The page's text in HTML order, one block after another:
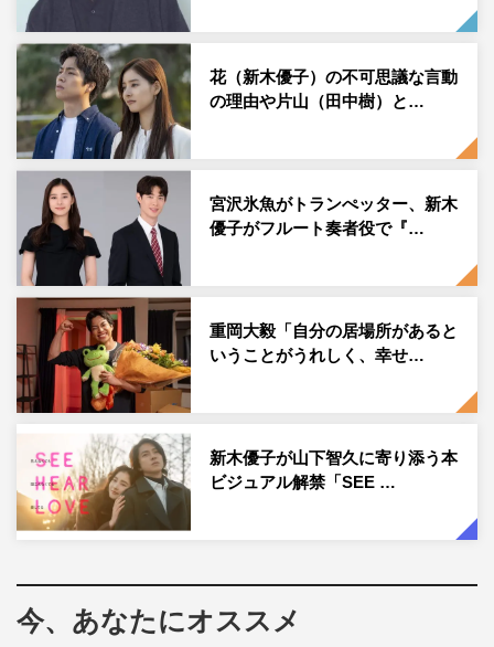
中でピアノを奏でるという、音を感じることを表現する難
しさにもがいていた。
別の作品の撮影では2カ月間、タイ・バンコクに滞在。現
場とホテルを往復する毎日の中、滞在先のホテルに招き入
れてくれた。思いのほかリラックスしていた新木が語った
のは、自らの現在地や恋愛のこと。
実は不遇の時代が長かったことはあまり知られていない新
木。オーディションに全て落ち、大学時代には一般企業へ
の就職を考えたこともあった。だから、いま応援してくれ
るファンを最も大切にしている。日常のファッションを包
み隠さずインスタグラムに投稿し、女性を中心にフォロワ
ー数は490万を数える。
「20代は名残惜しいみたいな気持ちもあるけれど、30代
の女性たちがとてもキラキラしているので早くそこにも行
ってみたい」と軽やかに、しなやかに世界を駆ける新木の
20代最後の1年を追った。
＜プロフィール＞
新木優子
花（新木優子）の不可思議な言動
の理由や片山（田中樹）と…
宮沢氷魚がトランぺッター、新木
優子がフルート奏者役で『…
重岡大毅「自分の居場所があると
いうことがうれしく、幸せ…
新木優子が山下智久に寄り添う本
ビジュアル解禁「SEE …
今、あなたにオススメ